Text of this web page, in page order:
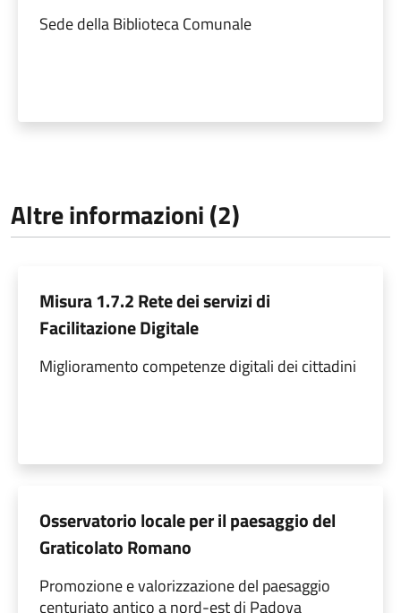
Sede della Biblioteca Comunale
Altre informazioni (2)
Misura 1.7.2 Rete dei servizi di
Facilitazione Digitale
Miglioramento competenze digitali dei cittadini
Osservatorio locale per il paesaggio del
Graticolato Romano
Promozione e valorizzazione del paesaggio
centuriato antico a nord-est di Padova